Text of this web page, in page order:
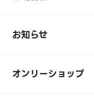
お知らせ
オンリーショップ